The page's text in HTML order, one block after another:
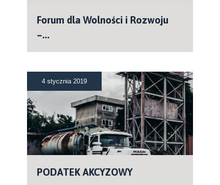
Forum dla Wolności i Rozwoju
–...
4 stycznia 2019
PODATEK AKCYZOWY